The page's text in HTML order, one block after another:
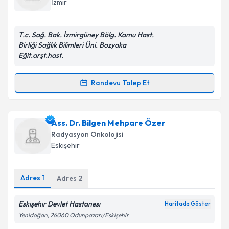
'ni okudum ve kişisel verilerimin belirtilen
kapsamda işlenmesini kabul ediyorum.
Takvim Talebini Gönder
İzmir
T.c. Sağ. Bak. İzmirgüney Bölg. Kamu Hast.
Birliği Sağlık Bilimleri Üni. Bozyaka
Eğit.arşt.hast.
Randevu Talep Et
Randevu Takvimi Talebi
Uzm. Dr. Emine Hızıroğluiçin randevu takvimi talebi
oluşturun. Size bu uzmandan randevu almanız için bir
takvim hazırlandığında e-posta ile bilgilendireceğiz.
Kişisel verilerimin işlenmesine ilişkin
Ass. Dr. Bilgen Mehpare Özer
Radyasyon Onkolojisi
Eskişehir
Adres 1 Adres 2
Eskışehır Devlet Hastanesı Haritada Göster
Yenidoğan, 26060 Odunpazarı/Eskişehir